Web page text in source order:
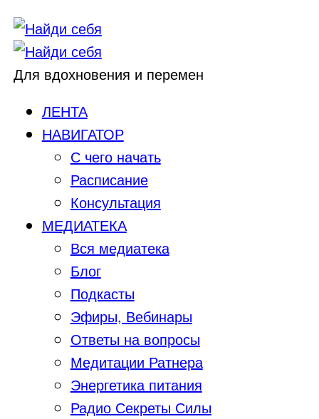
Для вдохновения и перемен
ЛЕНТА
НАВИГАТОР
С чего начать
Расписание
Консультация
МЕДИАТЕКА
Вся медиатека
Блог
Подкасты
Эфиры, Вебинары
Ответы на вопросы
Медитации Ратнера
Энергетика питания
Радио Секреты Силы